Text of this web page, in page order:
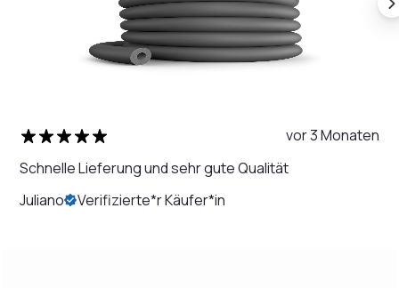
vor 3 Monaten
Schnelle Lieferung und sehr gute Qualität
Juliano
Verifizierte*r Käufer*in